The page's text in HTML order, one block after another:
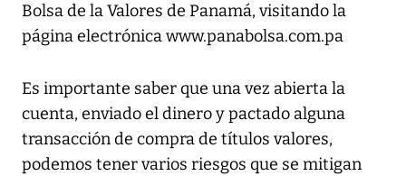
Bolsa de la Valores de Panamá, visitando la
página electrónica www.panabolsa.com.pa
Es importante saber que una vez abierta la
cuenta, enviado el dinero y pactado alguna
transacción de compra de títulos valores,
podemos tener varios riesgos que se mitigan